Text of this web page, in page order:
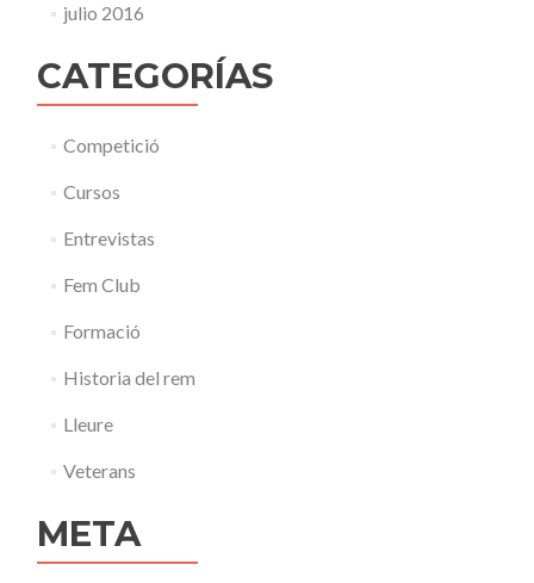
julio 2016
CATEGORÍAS
Competició
Cursos
Entrevistas
Fem Club
Formació
Historia del rem
Lleure
Veterans
META